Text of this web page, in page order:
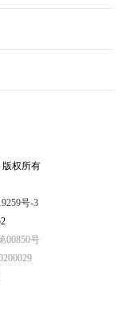
版权所有
号-3
00850号